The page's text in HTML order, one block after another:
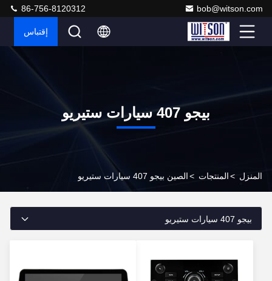
bob@witson.com
86-756-8120312
إقتباس
بيجو 407 سيارات ستيريو
المنزل >المنتجات >الصين بيجو 407 سيارات ستيريو
بيجو 407 سيارات ستيريو